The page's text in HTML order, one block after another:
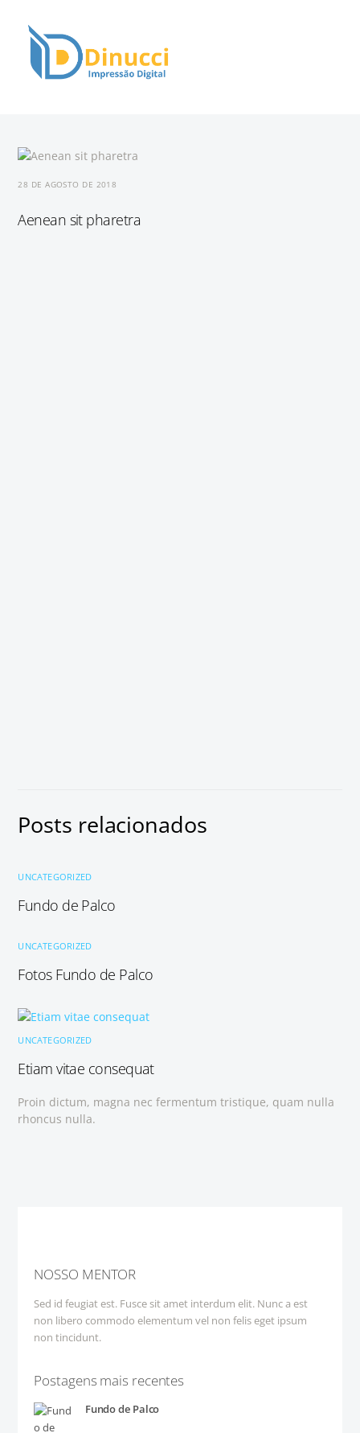
content
28 DE AGOSTO DE 2018
Aenean sit pharetra
Posts relacionados
UNCATEGORIZED
Fundo de Palco
UNCATEGORIZED
Fotos Fundo de Palco
UNCATEGORIZED
Etiam vitae consequat
Proin dictum, magna nec fermentum tristique, quam nulla
rhoncus nulla.
NOSSO MENTOR
Sed id feugiat est. Fusce sit amet interdum elit. Nunc a est
non libero commodo elementum vel non felis eget ipsum
non tincidunt.
Postagens mais recentes
Fundo de Palco